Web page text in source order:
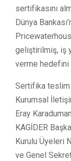
sertifikasını
Dünya
geliştirilmiş, iş
verme hedefini
Sertifika teslim
Kurumsal
Eray
KAGİDER
Kurulu Üyeleri
ve Genel